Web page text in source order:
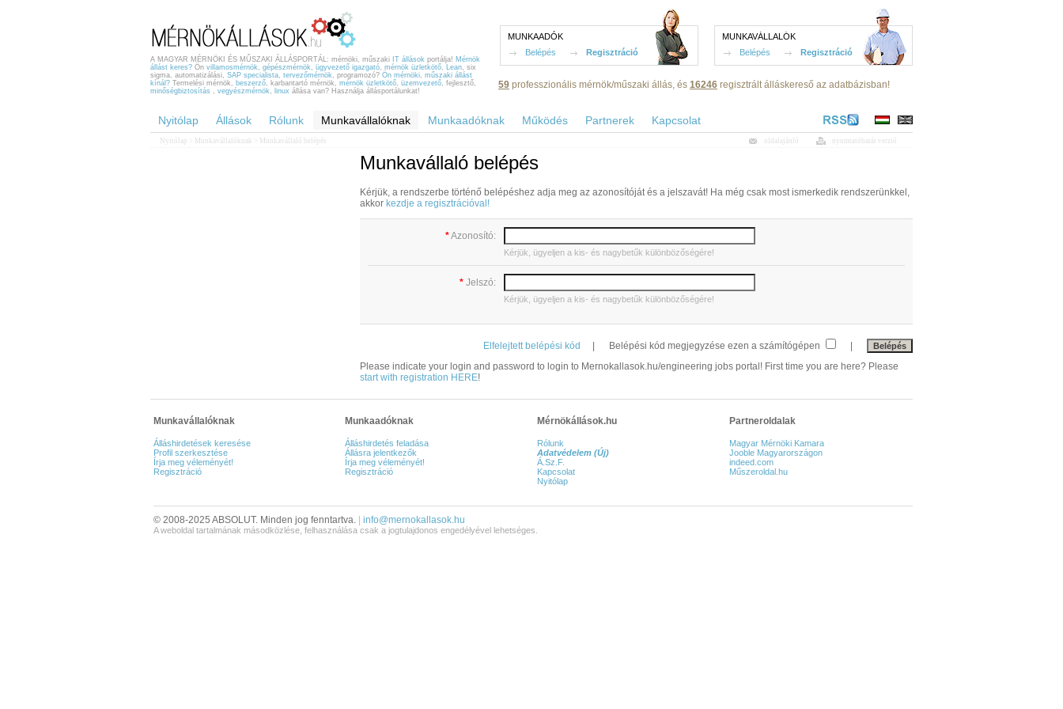
A MAGYAR MÉRNÖKI ÉS MŰSZAKI ÁLLÁSPORTÁL: mérnöki, műszaki IT állások portálja! Mérnök
állást keres? Ön villamosmérnök, gépészmérnök, ügyvezető igazgató, mérnök üzletkötő, Lean, six
sigma, automatizálási, SAP specialista, tervezőmérnök, programozó? Ön mérnöki, műszaki állást
kínál? Termelési mérnök, beszerző, karbantartó mérnök, mérnök üzletkötő, üzemvezető, fejlesztő,
minőségbiztosítás , vegyészmérnök, linux állása van? Használja állásportálunkat!
59 professzionális mérnök/műszaki állás, és 16246 regisztrált álláskereső az adatbázisban!
MUNKAADÓK
Belépés
Regisztráció
MUNKAVÁLLALÓK
Belépés
Regisztráció
Nyitólap Állások Rólunk Munkavállalóknak Munkaadóknak Működés Partnerek Kapcsolat
Nyitólap Munkavállalóknak > Munkavállaló belépés oldalajánló nyomtatóbarát verzió
Munkavállaló belépés
Kérjük, a rendszerbe történő belépéshez adja meg az azonosítóját és a jelszavát! Ha még csak most ismerkedik rendszerünkkel,
akkor kezdje a regisztrációval!
*Azonosító:
Kérjük, ügyeljen a kis- és nagybetűk különbözőségére!
* Jelszó:
Kérjük, ügyeljen a kis- és nagybetűk különbözőségére!
Elfelejtett belépési kód Belépési kód megjegyzése ezen a számítógépen
Please indicate your login and password to login to Mernokallasok.hu/engineering jobs portal! First time you are here? Please
start with registration HERE!
Munkavállalóknak
Álláshirdetések keresése
Profil szerkesztése
Írja meg véleményét!
Regisztráció
Munkaadóknak
Álláshirdetés feladása
Állásra jelentkezők
Írja meg véleményét!
Regisztráció
Mérnökállások.hu
Rólunk
Adatvédelem (Új)
Á.Sz.F.
Kapcsolat
Nyitólap
Partneroldalak
Magyar Mérnöki Kamara
Jooble Magyarországon
indeed.com
Műszeroldal.hu
© 2008-2025 ABSOLUT. Minden jog fenntartva. info@mernokallasok.hu
A weboldal tartalmának másodközlése, felhasználása csak a jogtulajdonos engedélyével lehetséges.